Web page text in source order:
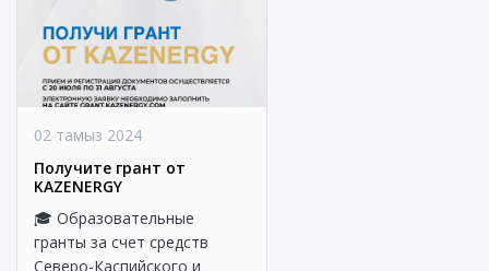
02 тамыз 2024
Получите грант от
KAZENERGY
🎓 Образовательные
гранты за счет средств
Северо-Каспийского и